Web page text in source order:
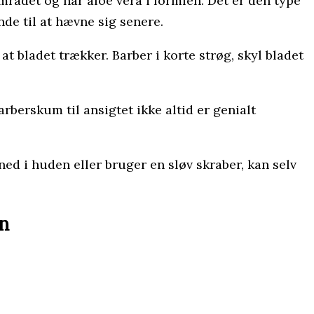
til at hævne sig senere.
bladet trækker. Barber i korte strøg, skyl bladet
til ansigtet ikke altid er genialt
i huden eller bruger en sløv skraber, kan selv